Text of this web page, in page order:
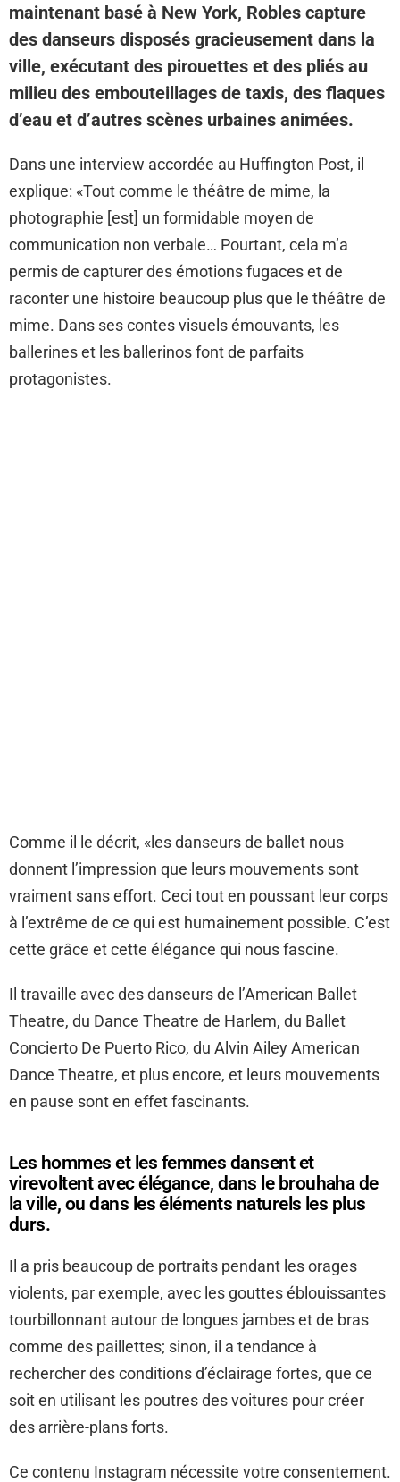
maintenant basé à New York, Robles capture
des danseurs disposés gracieusement dans la
ville, exécutant des pirouettes et des pliés au
milieu des embouteillages de taxis, des flaques
d’eau et d’autres scènes urbaines animées.
Dans une interview accordée au Huffington Post, il
explique: «Tout comme le théâtre de mime, la
photographie [est] un formidable moyen de
communication non verbale… Pourtant, cela m’a
permis de capturer des émotions fugaces et de
raconter une histoire beaucoup plus que le théâtre de
mime. Dans ses contes visuels émouvants, les
ballerines et les ballerinos font de parfaits
protagonistes.
Comme il le décrit, «les danseurs de ballet nous
donnent l’impression que leurs mouvements sont
vraiment sans effort. Ceci tout en poussant leur corps
à l’extrême de ce qui est humainement possible. C’est
cette grâce et cette élégance qui nous fascine.
Il travaille avec des danseurs de l’American Ballet
Theatre, du Dance Theatre de Harlem, du Ballet
Concierto De Puerto Rico, du Alvin Ailey American
Dance Theatre, et plus encore, et leurs mouvements
en pause sont en effet fascinants.
Les hommes et les femmes dansent et
virevoltent avec élégance, dans le brouhaha de
la ville, ou dans les éléments naturels les plus
durs.
Il a pris beaucoup de portraits pendant les orages
violents, par exemple, avec les gouttes éblouissantes
tourbillonnant autour de longues jambes et de bras
comme des paillettes; sinon, il a tendance à
rechercher des conditions d’éclairage fortes, que ce
soit en utilisant les poutres des voitures pour créer
des arrière-plans forts.
Ce contenu Instagram nécessite votre consentement.